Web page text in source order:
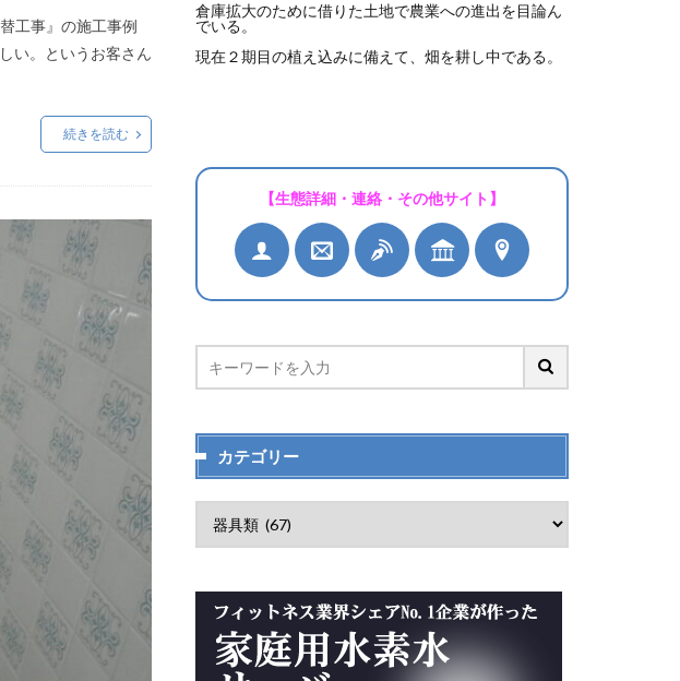
工事』の施工事例
い。というお客さん
続きを読む
倉庫拡大のために借りた土地で農業への進出を目論ん
でいる。
現在２期目の植え込みに備えて、畑を耕し中である。
【生態詳細・連絡・その他サイト】
カテゴリー